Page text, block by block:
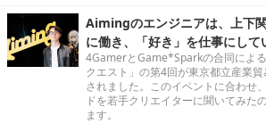
Aimingのエンジニアは、上下
に働き、「好き」を仕事にして
4GamerとGame*Sparkの合同によ
クエスト」の第4回が東京都立産業
されました。このイベントに合わせ
ドを若手クリエイターに聞いてみた
ます。